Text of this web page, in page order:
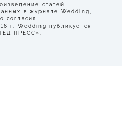
статей
в журнале Wedding,
согласия
г. Wedding публикуется
ПРЕСС».